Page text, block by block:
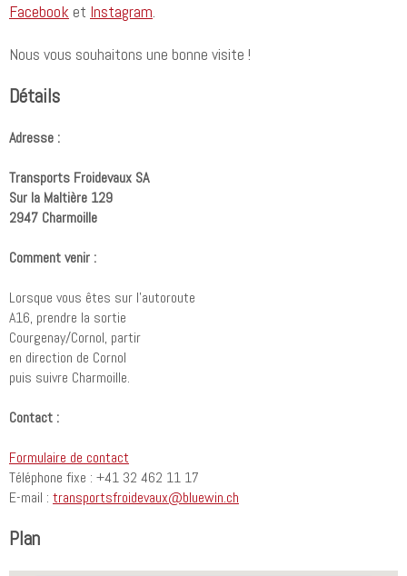
Facebook et Instagram.
Nous vous souhaitons une bonne visite !
Détails
Adresse :
Transports Froidevaux SA
Sur la Maltière 129
2947 Charmoille
Comment venir :
Lorsque vous êtes sur l'autoroute
A16, prendre la sortie
Courgenay/Cornol, partir
en direction de Cornol
puis suivre Charmoille.
Contact :
Formulaire de contact
Téléphone fixe : +41 32 462 11 17
E-mail : transportsfroidevaux@bluewin.ch
Plan